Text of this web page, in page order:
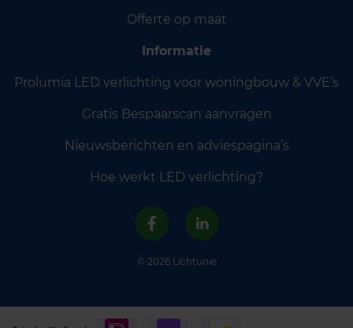
Offerte op maat
Informatie
Prolumia LED verlichting voor woningbouw & VVE’s
Gratis Bespaarscan aanvragen
Nieuwsberichten en adviespagina’s
Hoe werkt LED verlichting?
© 2026 Lichtunie